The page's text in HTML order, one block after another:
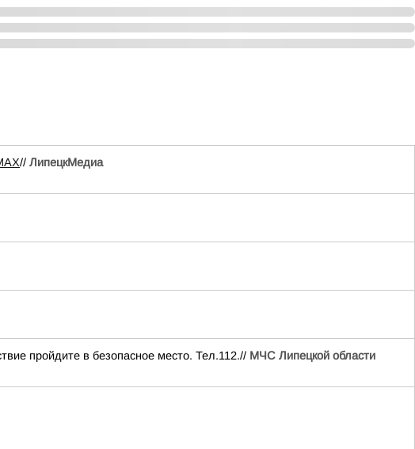
// ЛипецкМедиа
пройдите в безопасное место. Тел.112.// МЧС Липецкой области